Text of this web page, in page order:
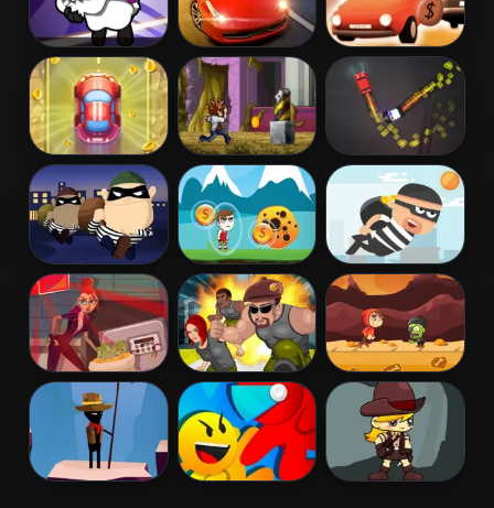
Dr. Colosso on
the Run
Street Pursuit Escape The
Candy Car
Escape
Goof Runner Cop Chase
Robbers in
Town
Danger Sense City Theft
Floor Jumper
Escape
Soldier Rush Scary Run